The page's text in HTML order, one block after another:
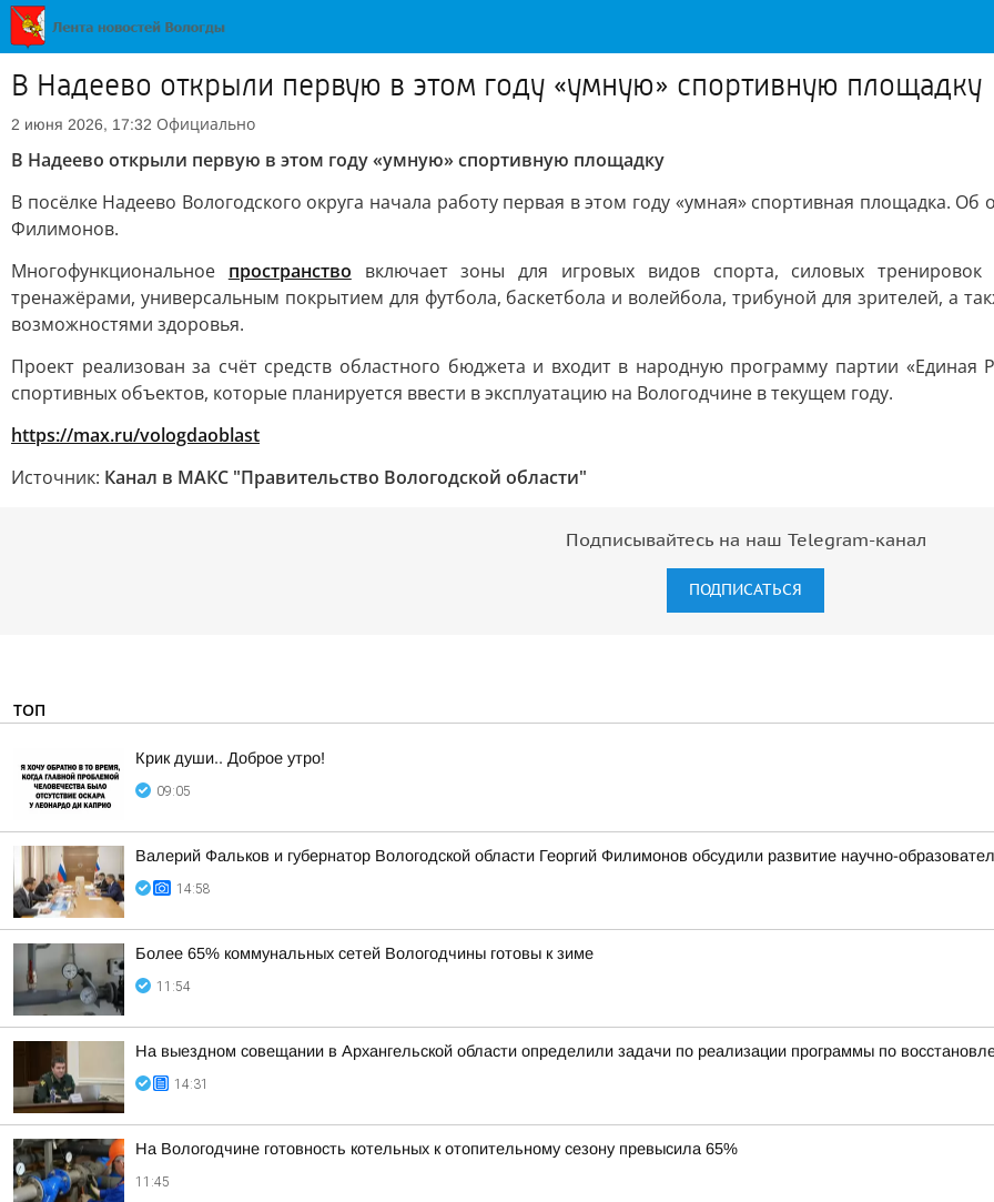
В Надеево открыли первую в этом году «умную» спортивную площадку
2 июня 2026, 17:32 Официально
В Надеево открыли первую в этом году «умную» спортивную площадку
В посёлке Надеево Вологодского округа начала работу первая в этом году «умная» спортивная площадка.
Филимонов.
Многофункциональное пространство включает зоны для игровых видов спорта, силовых
тренажёрами, универсальным покрытием для футбола, баскетбола и волейбола, трибуной для зрителей, а
возможностями здоровья.
Проект реализован за счёт средств областного бюджета и входит в народную программу партии «Единая
спортивных объектов, которые планируется ввести в эксплуатацию на Вологодчине в текущем году.
https://max.ru/vologdaoblast
Источник: Канал в МАКС "Правительство Вологодской области"
Подписывайтесь на наш Telegram-канал
ПОДПИСАТЬСЯ
ТОП
Крик души.. Доброе утро!
09:05
Валерий Фальков и губернатор Вологодской области Георгий Филимонов обсудили развитие научно-
14:58
Более 65% коммунальных сетей Вологодчины готовы к зиме
11:54
На выездном совещании в Архангельской области определили задачи по реализации программы по
14:31
На Вологодчине готовность котельных к отопительному сезону превысила 65%
11:45